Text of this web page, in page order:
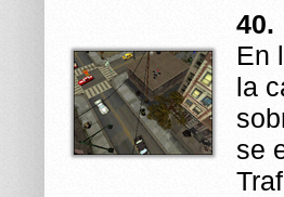
40.
En
la
se